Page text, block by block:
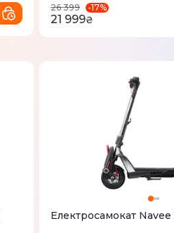
26 399 -17%
21 999₴
Електросамокат Navee